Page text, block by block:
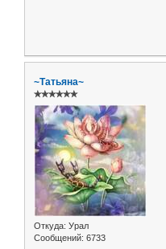
~Татьяна~
✯✯✯✯✯✯
Откуда: Урал
Сообщений: 6733